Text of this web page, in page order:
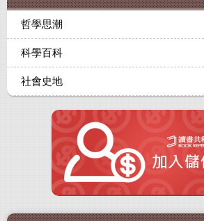
哲學思潮
科學百科
社會史地